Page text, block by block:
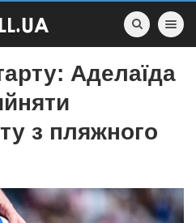
Toggle
Аделаїда
з пляжного